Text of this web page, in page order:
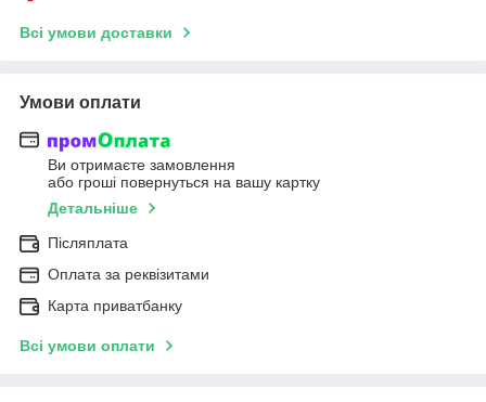
Всі умови доставки
Умови оплати
Ви отримаєте замовлення
або гроші повернуться на вашу картку
Детальніше
Післяплата
Оплата за реквізитами
Карта приватбанку
Всі умови оплати